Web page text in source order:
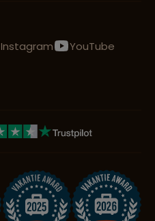
Instagram
YouTube